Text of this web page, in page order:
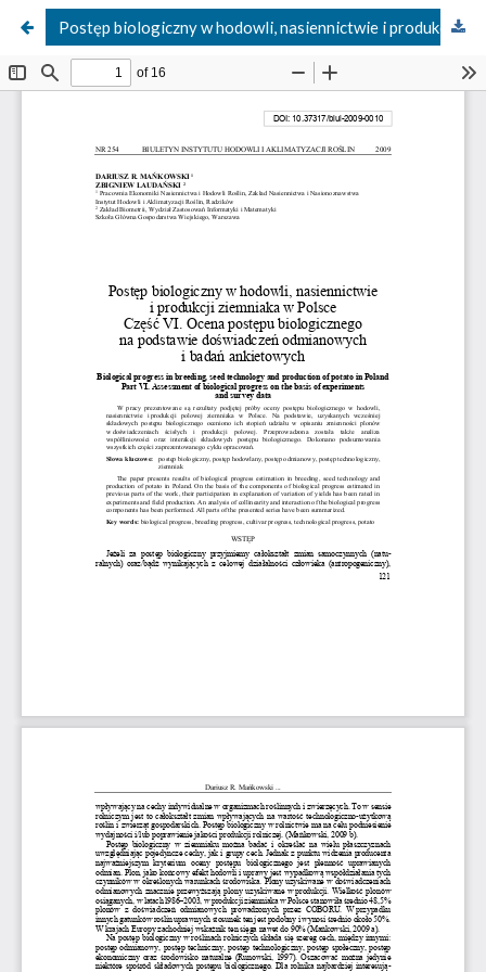
Postęp biologiczny w hodowli, nasiennictwie i produkcji ziemniaka w Polsce. Część VI. Ocena postępu biologicznego na podstawie doświadczeń odmianowych i badań ankietowych